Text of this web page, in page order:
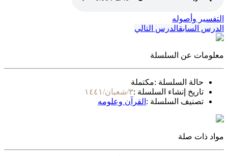
التفسير وأصوله
الدرس السابقالدرس التالي
معلومات عن السلسلة
حالة السلسلة :مكتملة
تاريخ إنشاء السلسلة :٣/شعبان/١٤٤١
تصنيف السلسلة : القرآن وعلومه
مواد ذات صلة